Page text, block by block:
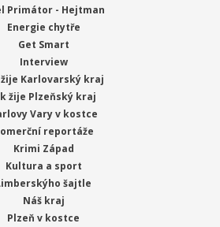
Primátor - Hejtman
Energie chytře
Get Smart
Interview
žije Karlovarský kraj
žije Plzeňský kraj
Vary v kostce
reportáže
Krimi Západ
Kultura a sport
šajtle
Náš kraj
Plzeň v kostce